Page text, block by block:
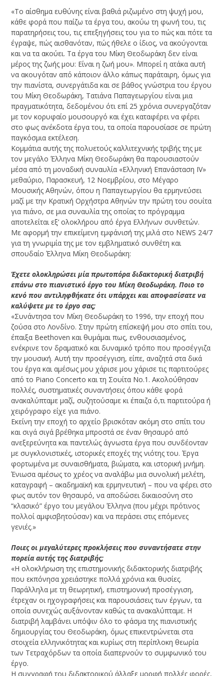
«Το αίσθημα ευθύνης είναι βαθιά ριζωμένο στη ψυχή μου,
κάθε φορά που παίζω τα έργα του, ακούω τη φωνή του, τις
παρατηρήσεις του, τις επεξηγήσεις του για το πώς και πότε τα
έγραψε, πώς αισθανόταν, πώς ήθελε ο ίδιος, να ακούγονται
και να τα ακούει. Τα έργα του Μίκη Θεοδωράκη δεν είναι
μέρος της ζωής μου: Είναι η ζωή μου». Μπορεί η ατάκα αυτή
να ακουγόταν από κάποιον άλλο κάπως παράταιρη, όμως για
την πιανίστα, συνεργάτιδα και σε βάθος γνώστρια του έργου
του Μίκη Θεοδωράκη, Τατιάνα Παπαγεωργίου είναι μια
πραγματικότητα, δεδομένου ότι επί 25 χρόνια συνεργαζόταν
με τον κορυφαίο μουσουργό και έχει καταφέρει να φέρει
στο φως ανέκδοτα έργα του, τα οποία παρουσίασε σε πρώτη
παγκόσμια εκτέλεση.
Κομμάτια αυτής της πολυετούς καλλιτεχνικής τριβής της με
τον μεγάλο Έλληνα Μίκη Θεοδωράκη θα παρουσιαστούν
μέσα από τη μοναδική συναυλία «Ελληνική Επανάσταση IV»
μεθαύριο, Παρασκευή, 12 Νοεμβρίου, στο Μέγαρο
Μουσικής Αθηνών, όπου η Παπαγεωργίου θα ερμηνεύσει
μαζί με την Κρατική Ορχήστρα Αθηνών την πρώτη του σουίτα
για πιάνο, σε μια συναυλία της οποίας το πρόγραμμα
αποτελείται εξ’ ολοκλήρου από έργα Ελλήνων συνθετών.
Με αφορμή την επικείμενη εμφάνισή της μιλά στο NEWS 24/7
για τη γνωριμία της με τον εμβληματικό συνθέτη και
σπουδαίο Έλληνα Μίκη Θεοδωράκη:
Έχετε ολοκληρώσει μία πρωτοπόρα διδακτορική διατριβή
επάνω στο πιανιστικό έργο του Μίκη Θεοδωράκη. Ποιο το
κενό που αντιληφθήκατε ότι υπάρχει και αποφασίσατε να
καλύψετε με το έργο σας;
«Συνάντησα τον Μίκη Θεοδωράκη το 1996, την εποχή που
ζούσα στο Λονδίνο. Στην πρώτη επίσκεψή μου στο σπίτι του,
έπαιξα Beethoven και θυμάμαι πως, ενθουσιασμένος,
ενέκρινε τον δραματικό και δυναμικό τρόπο που προσέγγιζα
την μουσική. Αυτή την προσέγγιση, είπε, αναζητά στα δικά
του έργα και αμέσως μου χάρισε μου χάρισε τις παρτιτούρες
από το Piano Concerto και τη Σουίτα Νο.1. Ακολούθησαν
πολλές, συστηματικές συναντήσεις όπου κάθε φορά
ανακαλύπταμε μαζί, συζητούσαμε κι έπαιζα ό,τι παρτιτούρα ή
χειρόγραφο είχε για πιάνο.
Εκείνη την εποχή το αρχείο βρισκόταν ακόμη στο σπίτι του
και σιγά σιγά βρέθηκα μπροστά σε έναν θησαυρό από
ανεξερεύνητα και παντελώς άγνωστα έργα που συνδέονταν
με συγκλονιστικές, ιστορικές εποχές της νιότης του. Έργα
φορτωμένα με συναισθήματα, βιώματα, και ιστορική μνήμη.
Ένιωσα αμέσως το χρέος να αναλάβω μια συνολική μελέτη,
καταγραφή – ακαδημαϊκή και ερμηνευτική – που να φέρει στο
φως αυτόν τον θησαυρό, να αποδώσει δικαιοσύνη στο
“κλασικό” έργο του μεγάλου Έλληνα (που μέχρι πρότινος
πολλοί αμφισβητούσαν) και να περάσει στις επόμενες
γενιές.»
Ποιες οι μεγαλύτερες προκλήσεις που συναντήσατε στην
πορεία αυτής της διατριβής;
«Η ολοκλήρωση της επιστημονικής διδακτορικής διατριβής
που εκπόνησα χρειάστηκε πολλά χρόνια και θυσίες.
Παράλληλα με τη θεωρητική, επιστημονική προσέγγιση,
έτρεχαν οι ηχογραφήσεις και παρουσιάσεις των έργων, τα
οποία συνεχώς αυξάνονταν καθώς τα ανακαλύπταμε. Η
διατριβή λαμβάνει υπόψιν όλο το φάσμα της πιανιστικής
δημιουργίας του Θεοδωράκη, όμως επικεντρώνεται στα
στοιχεία ελληνικότητας και κυρίως στη περίπλοκη θεωρία
των Τετραχόρδων τα οποία διαπερνούν το συμφωνικό του
έργο.
Η συγγραφή του διδακτορικού άλλαξε μορφή πολλές φορές,